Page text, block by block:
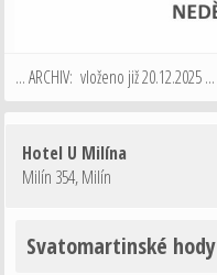
... ARCHIV: vloženo již 20.12.2025 ...
Hotel U Milína
Milín 354,Milín
Svatomartinské hody